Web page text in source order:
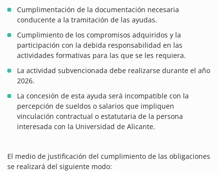
Cumplimentación de la documentación necesaria
conducente a la tramitación de las ayudas.
Cumplimiento de los compromisos adquiridos y la
participación con la debida responsabilidad en las
actividades formativas para las que se les requiera.
La actividad subvencionada debe realizarse durante el año
2026.
La concesión de esta ayuda será incompatible con la
percepción de sueldos o salarios que impliquen
vinculación contractual o estatutaria de la persona
interesada con la Universidad de Alicante.
El medio de justificación del cumplimiento de las obligaciones
se realizará del siguiente modo: